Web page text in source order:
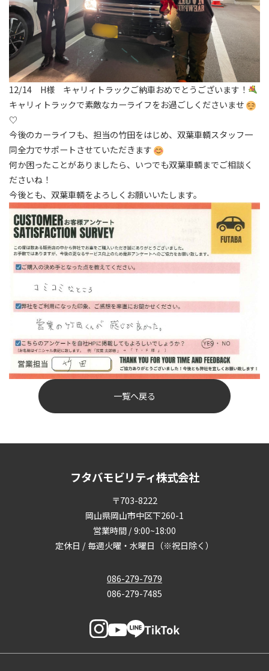
12/14 H様 キャリィトラックご納車おめでとうございます！
キャリィトラックで素敵なカーライフをお過ごしくださいませ
♡
今後のカーライフも、担当の竹田をはじめ、双葉車輌スタッフ一
同全力でサポートさせていただきます
何か困ったことがありましたら、いつでも双葉車輌までご相談く
ださいね！
今後とも、双葉車輌をよろしくお願いいたします。
一覧へ戻る
フタバモビリティ株式会社
〒703-8222
岡山県岡山市中区下260-1
営業時間 / 9:00~18:00
定休日 / 毎週火曜・水曜日（※祝日除く）
086-279-7979
086-279-7485